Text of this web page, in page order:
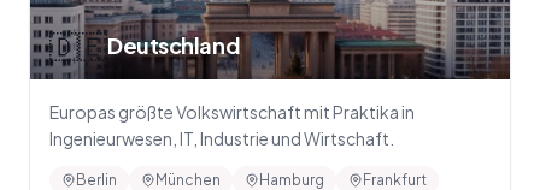
🇩🇪Deutschland
Europas größte Volkswirtschaft mit Praktika in
Ingenieurwesen, IT, Industrie und Wirtschaft.
Berlin München Hamburg
Frankfurt